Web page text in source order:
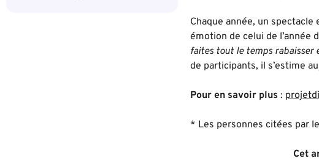
Chaque année, un
émotion de celui de l’année
faites tout le temps rabaisser
de participants, il s’estime
Pour en savoir plus :
* Les personnes citées par
Cet